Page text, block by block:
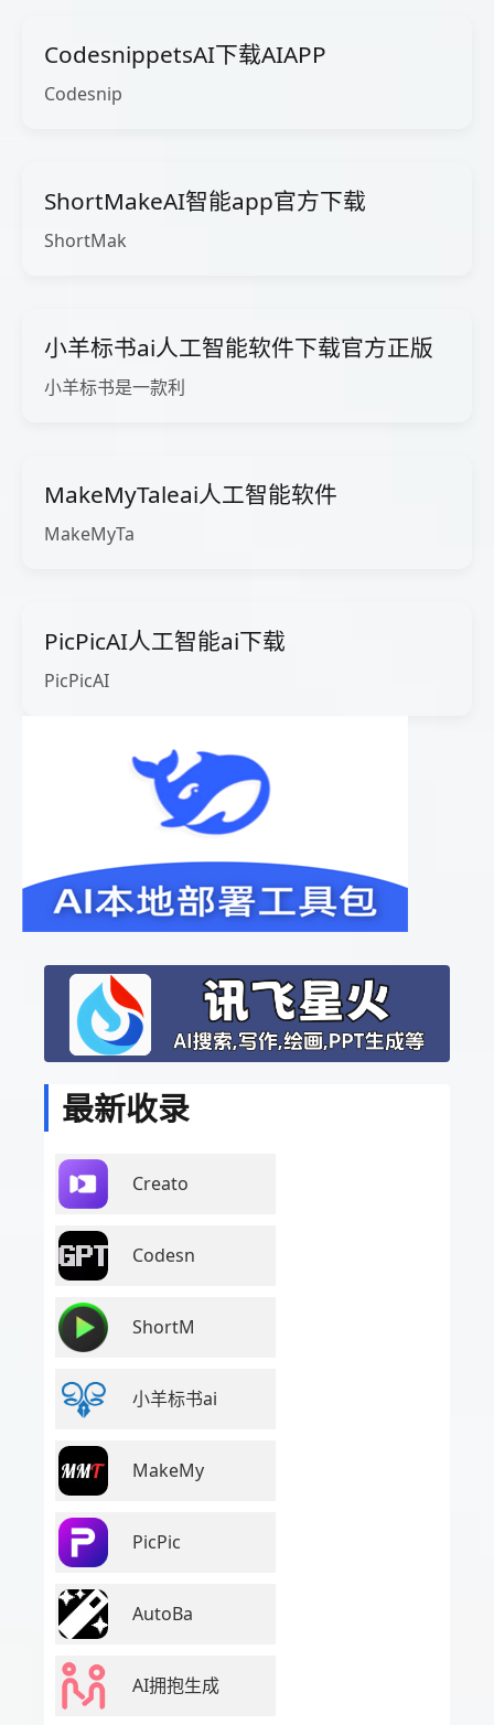
CodesnippetsAI下载AIAPP
Codesnip
ShortMakeAI智能app官方下载
ShortMak
小羊标书ai人工智能软件下载官方正版
小羊标书是一款利
MakeMyTaleai人工智能软件
MakeMyTa
PicPicAI人工智能ai下载
PicPicAI
最新收录
Creato
Codesn
ShortM
小羊标书ai
MakeMy
PicPic
AutoBa
AI拥抱生成